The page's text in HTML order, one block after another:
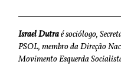
Israel Dutraé sociólogo,
PSOL, membro da Direção
Movimento Esquerda